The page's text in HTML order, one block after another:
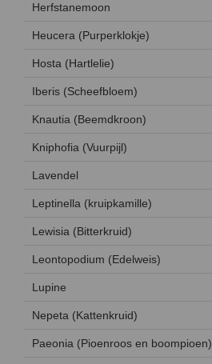
Herfstanemoon
Heucera (Purperklokje)
Hosta (Hartlelie)
Iberis (Scheefbloem)
Knautia (Beemdkroon)
Kniphofia (Vuurpijl)
Lavendel
Leptinella (kruipkamille)
Lewisia (Bitterkruid)
Leontopodium (Edelweis)
Lupine
Nepeta (Kattenkruid)
Paeonia (Pioenroos en boompioen)